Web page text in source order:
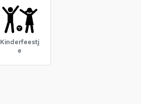
Kinderfeestj
e